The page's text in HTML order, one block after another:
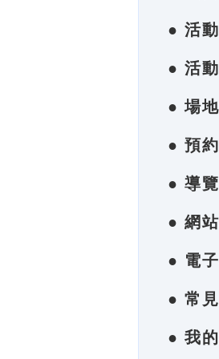
● 活
● 活
● 場
● 預
● 導
● 網
● 電
● 常
● 我